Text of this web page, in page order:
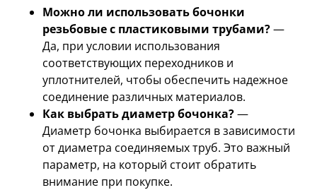
Можно ли использовать бочонки
резьбовые с пластиковыми трубами?—
Да, при условии использования
соответствующих переходников и
уплотнителей, чтобы обеспечить надежное
соединение различных материалов.
Как выбрать диаметр бочонка?—
Диаметр бочонка выбирается в зависимости
от диаметра соединяемых труб. Это важный
параметр, на который стоит обратить
внимание при покупке.